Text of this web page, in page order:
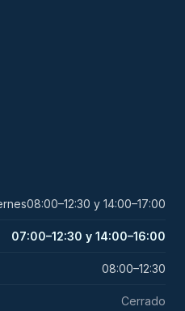
08:00–12:30 y 14:00–17:00
07:00–12:30 y 14:00–16:00
08:00–12:30
Cerrado